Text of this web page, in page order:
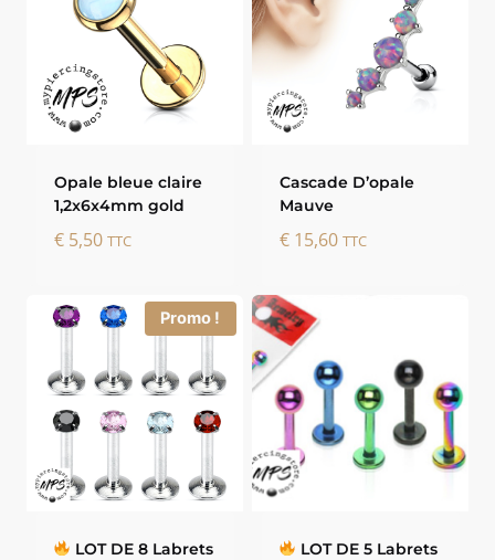
Opale bleue claire
1,2x6x4mm gold
€5,50 TTC
Cascade D’opale
Mauve
€15,60 TTC
Promo !
LOT DE 8 Labrets
LOT DE 5 Labrets